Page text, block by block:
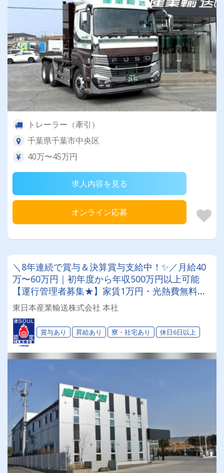
トレーラー（牽引）
千葉県千葉市中央区
40万〜45万円
求人内容を見る
オンライン応募
＼8年連続で賞与＆決算賞与支給中！✨／月給40
万〜60万円｜初年度から年収500万円以上可能
【運行管理者募集★】家賃1万円・光熱費無料の
寮完備で生活費を大幅削減◎将来の幹部候補とし
て、「稼ぎ」と「安定」の両立を叶えませんか？
☆✦彡
東日本産業輸送株式会社 本社
賞与あり 昇給あり 寮・社宅あり 休日6日以上